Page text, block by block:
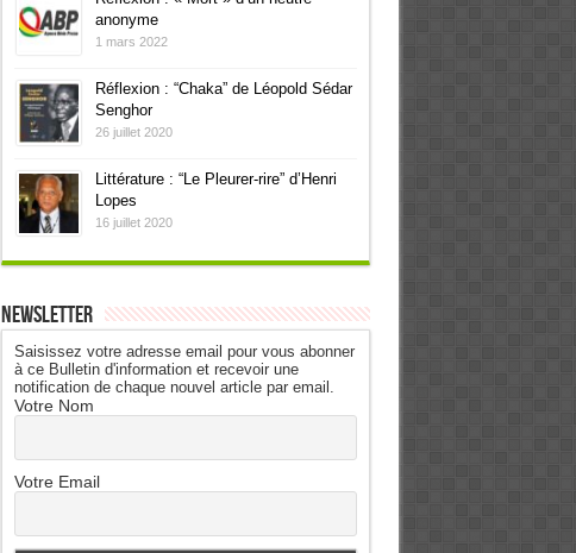
anonyme
1 mars 2022
Réflexion : “Chaka” de Léopold Sédar
Senghor
26 juillet 2020
Littérature : “Le Pleurer-rire” d’Henri
Lopes
16 juillet 2020
Newsletter
Saisissez votre adresse email pour vous abonner
à ce Bulletin d'information et recevoir une
notification de chaque nouvel article par email.
Votre Nom
Votre Email